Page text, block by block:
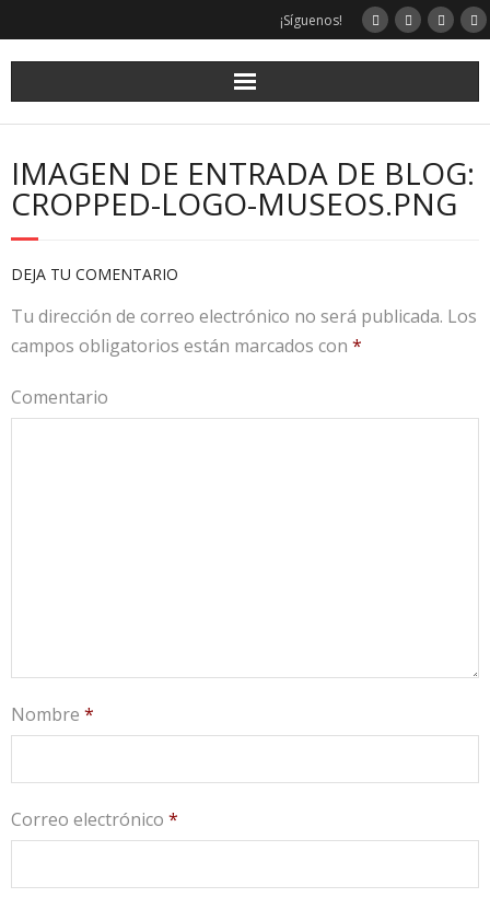
¡Síguenos!
IMAGEN DE ENTRADA DE BLOG:
CROPPED-LOGO-MUSEOS.PNG
DEJA TU COMENTARIO
Tu dirección de correo electrónico no será publicada. Los
campos obligatorios están marcados con *
Comentario
Nombre *
Correo electrónico *